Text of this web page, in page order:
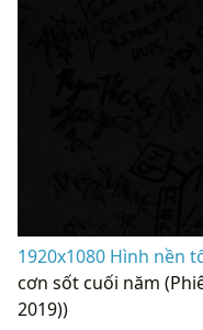
1920x1080 Hình nền
cơn sốt cuối năm
2019))